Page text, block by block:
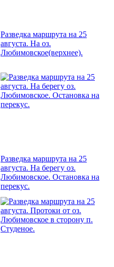
Разведка маршрута на 25
августа. На оз.
Любимовское(верхнее).
Разведка маршрута на 25
августа. На берегу оз.
Любимовское. Остановка на
перекус.